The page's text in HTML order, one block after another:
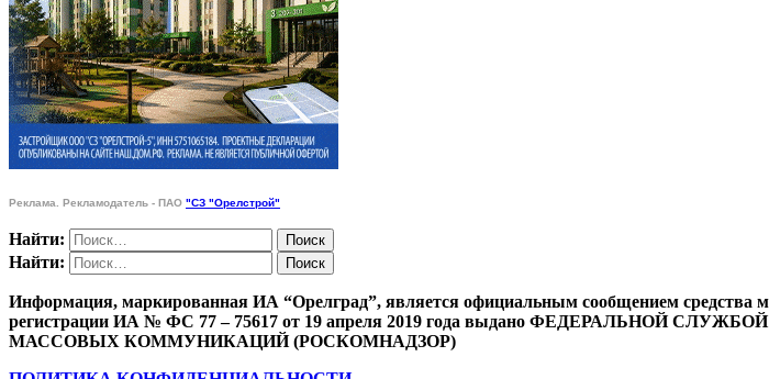
Реклама. Рекламодатель - ПАО "СЗ "Орелстрой"
Найти:
Найти:
Информация, маркированная ИА “Орелград”, является официальным сообщением средства
регистрации ИА № ФС 77 – 75617 от 19 апреля 2019 года выдано ФЕДЕРАЛЬНОЙ
МАССОВЫХ КОММУНИКАЦИЙ (РОСКОМНАДЗОР)